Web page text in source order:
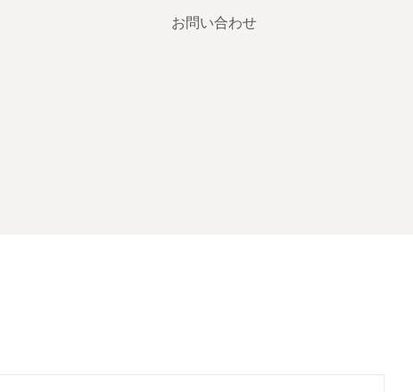
お問い合わせ